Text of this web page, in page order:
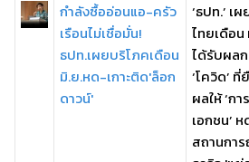
กำลังซื้ออ่อนแอ-ครัว
เรือนไม่เชื่อมั่น!
ธปท.เผยบริโภคเดือน
มิ.ย.หด-เกาะติด'ล็อก
ดาวน์'
‘ธปท.’ เ
ไทยเดือ
ได้รับผล
‘โควิด’
ผลให้ ‘ก
เอกชน’
สถานกา